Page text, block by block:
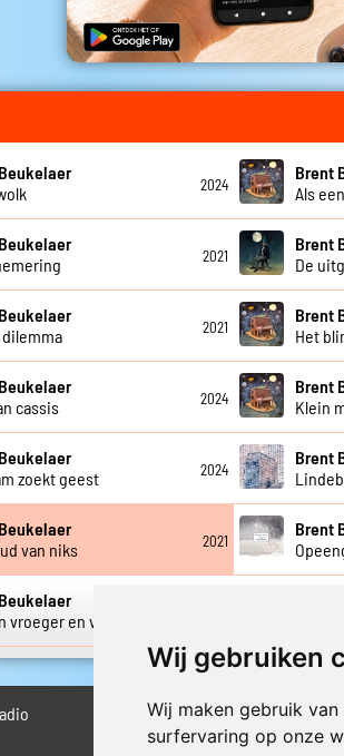
Wij gebruiken
Wij maken gebruik
surfervaring op onze
2024
Brent
Als
2021
Brent
De
dilemma
2021
Brent
Het
cassis
2024
Brent
Klein
zoekt geest
2024
Brent
van niks
2021
Brent
vroeger en vandaag
► Livestream informatie
► Muziek opzoeken